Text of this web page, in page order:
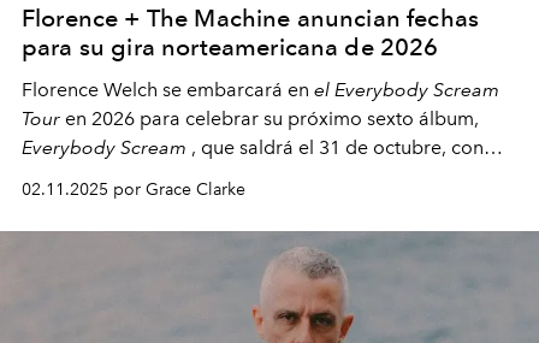
Florence + The Machine anuncian fechas
para su gira norteamericana de 2026
Florence Welch se embarcará en el Everybody Scream
Tour en 2026 para celebrar su próximo sexto álbum,
Everybody Scream , que saldrá el 31 de octubre, con
fechas en Norteamérica a partir de abril del próximo
02.11.2025 por Grace Clarke